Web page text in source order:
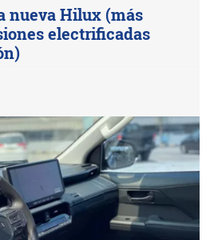
nueva Hilux (más
electrificadas